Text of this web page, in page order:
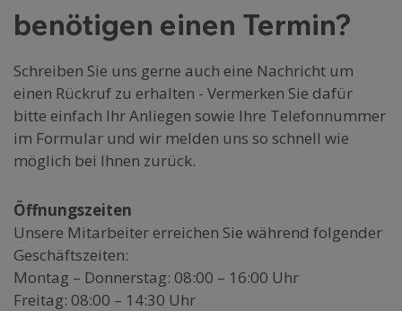
benötigen einen Termin?
Schreiben Sie uns gerne auch eine Nachricht um
einen Rückruf zu erhalten - Vermerken Sie dafür
bitte einfach Ihr Anliegen sowie Ihre Telefonnummer
im Formular und wir melden uns so schnell wie
möglich bei Ihnen zurück.
Öffnungszeiten
Unsere Mitarbeiter erreichen Sie während folgender
Geschäftszeiten:
Montag – Donnerstag: 08:00 – 16:00 Uhr
Freitag: 08:00 – 14:30 Uhr